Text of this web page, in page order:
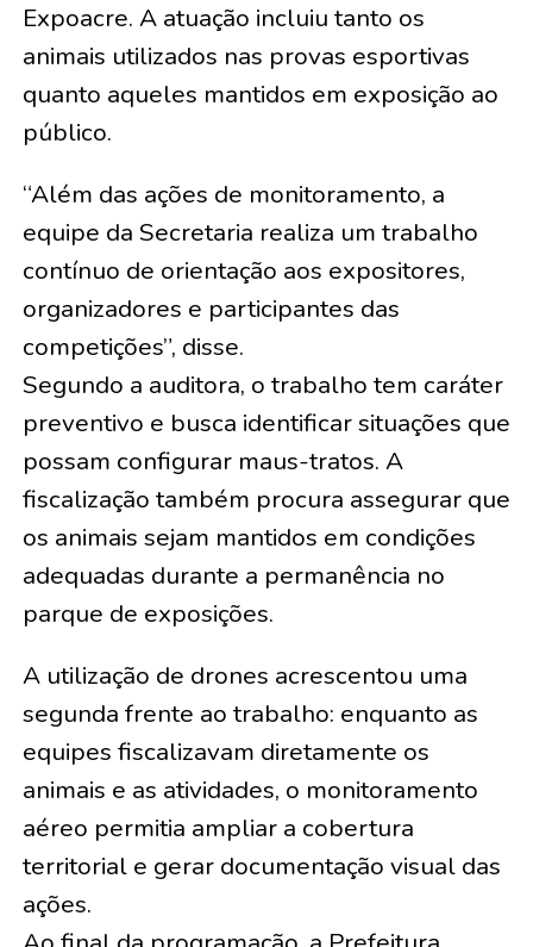
Expoacre. A atuação incluiu tanto os
animais utilizados nas provas esportivas
quanto aqueles mantidos em exposição ao
público.
“Além das ações de monitoramento, a
equipe da Secretaria realiza um trabalho
contínuo de orientação aos expositores,
organizadores e participantes das
competições”, disse.
Segundo a auditora, o trabalho tem caráter
preventivo e busca identificar situações que
possam configurar maus-tratos. A
fiscalização também procura assegurar que
os animais sejam mantidos em condições
adequadas durante a permanência no
parque de exposições.
A utilização de drones acrescentou uma
segunda frente ao trabalho: enquanto as
equipes fiscalizavam diretamente os
animais e as atividades, o monitoramento
aéreo permitia ampliar a cobertura
territorial e gerar documentação visual das
ações.